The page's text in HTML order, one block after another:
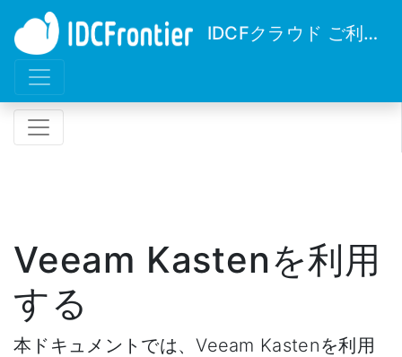
IDCFクラウド ご利用ガイド
Veeam Kastenを利用
する
本ドキュメントでは、Veeam Kastenを利用